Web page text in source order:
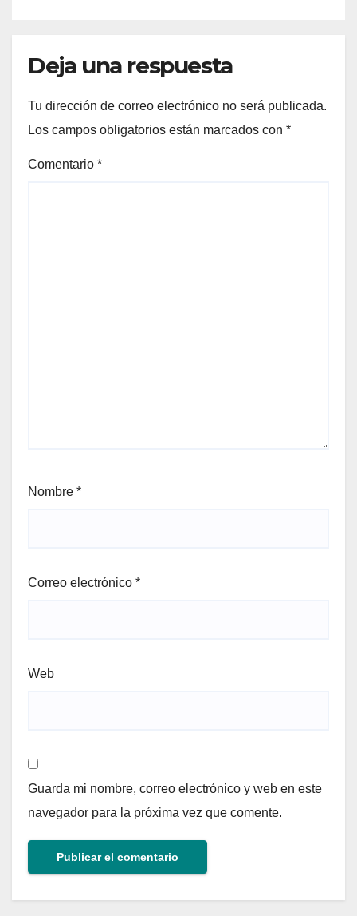
Deja una respuesta
Tu dirección de correo electrónico no será publicada.
Los campos obligatorios están marcados con *
Comentario *
Nombre *
Correo electrónico *
Web
Guarda mi nombre, correo electrónico y web en este
navegador para la próxima vez que comente.